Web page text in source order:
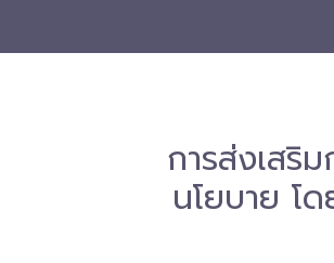
การส่งเสริ
นโยบาย โ